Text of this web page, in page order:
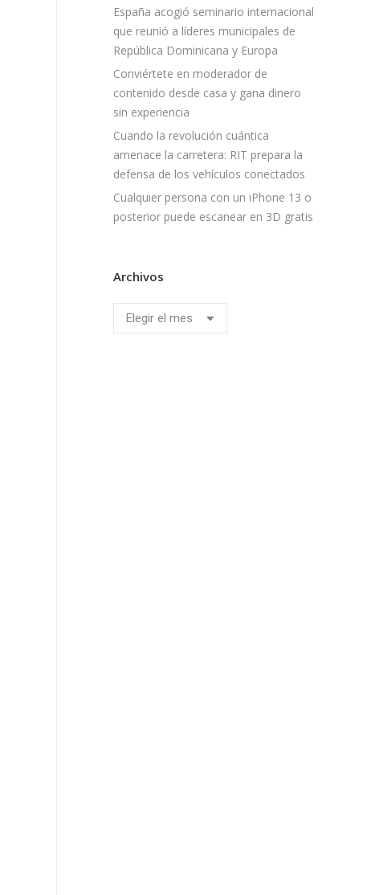
España acogió seminario internacional
que reunió a líderes municipales de
República Dominicana y Europa
Conviértete en moderador de
contenido desde casa y gana dinero
sin experiencia
Cuando la revolución cuántica
amenace la carretera: RIT prepara la
defensa de los vehículos conectados
Cualquier persona con un iPhone 13 o
posterior puede escanear en 3D gratis
Archivos
Archivos